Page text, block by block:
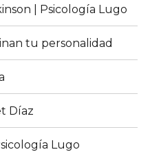
| Psicología Lugo
tu personalidad
Díaz
Lugo